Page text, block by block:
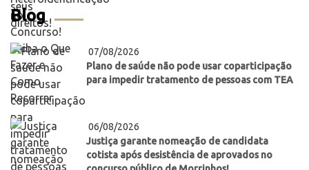
Blog
07/08/2026
Plano de saúde não pode usar coparticipação
para impedir tratamento de pessoas com TEA
06/08/2026
Justiça garante nomeação de candidata
cotista após desistência de aprovados no